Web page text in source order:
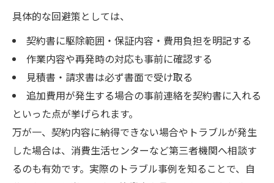
具体的な回避策としては、
契約書に駆除範囲・保証内容・費用負担を明記する
作業内容や再発時の対応も事前に確認する
見積書・請求書は必ず書面で受け取る
追加費用が発生する場合の事前連絡を契約書に入れる
といった点が挙げられます。
万が一、契約内容に納得できない場合やトラブルが発生
した場合は、消費生活センターなど第三者機関へ相談す
るのも有効です。実際のトラブル事例を知ることで、自